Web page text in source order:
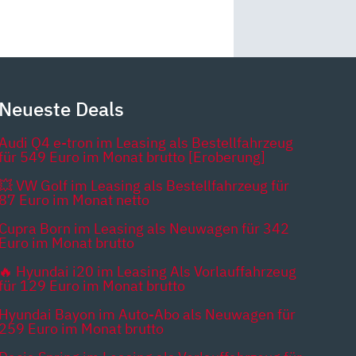
Neueste Deals
Q4 e-tron im Leasing als Bestellfahrzeug
549 Euro im Monat brutto [Eroberung]
VW Golf im Leasing als Bestellfahrzeug für
87 Euro im Monat netto
Cupra Born im Leasing als Neuwagen für 342
Euro im Monat brutto
🔥 Hyundai i20 im Leasing Als Vorlauffahrzeug
129 Euro im Monat brutto
Hyundai Bayon im Auto-Abo als Neuwagen für
259 Euro im Monat brutto